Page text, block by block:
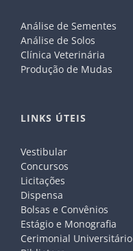
Análise de Sementes
Análise de Solos
Clínica Veterinária
Produção de Mudas
LINKS ÚTEIS
Vestibular
Concursos
Licitações
Dispensa
Bolsas e Convênios
Estágio e Monografia
Cerimonial Universitário